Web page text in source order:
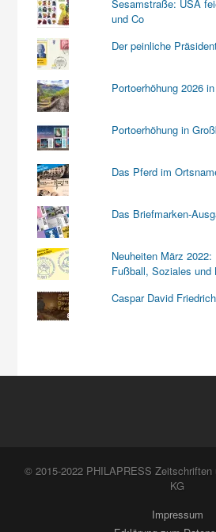
Sesamstraße: USA
und Co
Der peinliche
Portoerhöhung 2026
Portoerhöhung in
Das Pferd im
Das Briefmarken-
Neuheiten März
Fußball, Soziales und
Caspar David
© 2015-2022 PHILAPRESS Zeitschriften
KG
Impressum